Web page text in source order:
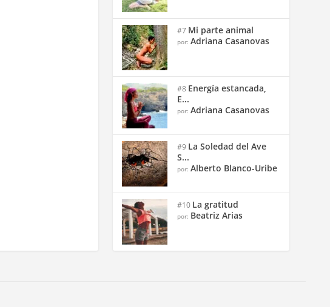
#7 Mi parte animal
por:Adriana Casanovas
#8 Energía estancada,
E...
por:Adriana Casanovas
#9 La Soledad del Ave
S...
por:Alberto Blanco-Uribe
#10 La gratitud
por: Beatriz Arias